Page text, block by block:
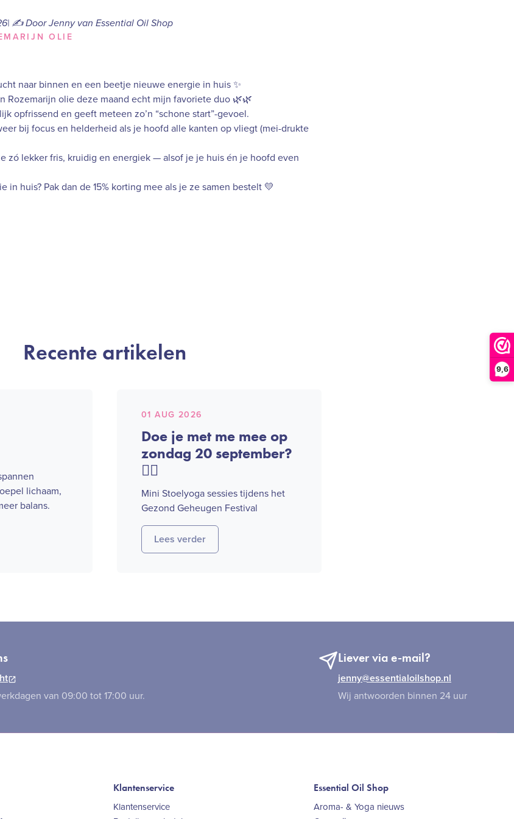
9,6
✍️ Door Jenny van Essential Oil Shop
OLIE
naar binnen en een beetje nieuwe energie in huis ✨
Rozemarijn olie deze maand echt mijn favoriete duo 🌿🌿
opfrissend en geeft meteen zo’n “schone start”-gevoel.
bij focus en helderheid als je hoofd alle kanten op vliegt (mei-drukte
zó lekker fris, kruidig en energiek — alsof je je huis én je hoofd even
in huis? Pak dan de 15% korting mee als je ze samen bestelt 💛
Recente artikelen
lichaam,
balans.
01 AUG 2026
Doe je met me mee op
zondag 20 september?
🧘‍♀️
Mini Stoelyoga sessies tijdens het
Gezond Geheugen Festival
Lees verder
van 09:00 tot 17:00 uur.
Liever via e-mail?
jenny@essentialoilshop.nl
Wij antwoorden binnen 24 uur
Klantenservice
Klantenservice
Essential Oil Shop
Aroma- & Yoga nieuws